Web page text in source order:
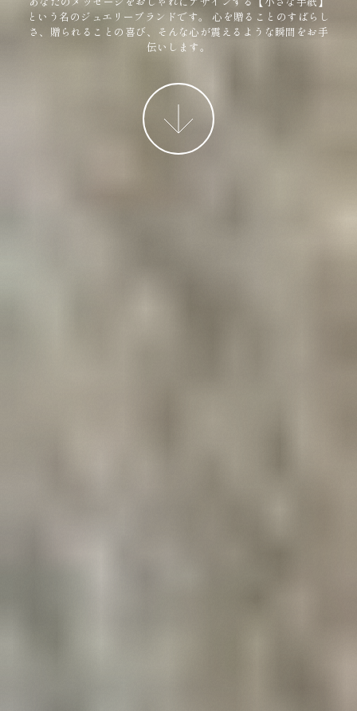
という名のジュエリーブランドです。
心を贈ることのすばらし
さ、贈られることの喜び、そんな心が震えるような瞬間をお手
伝いします。